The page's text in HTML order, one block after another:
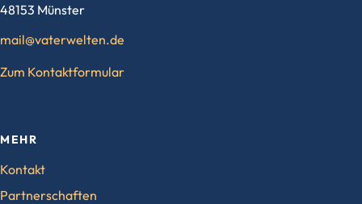
48153 Münster
mail@vaterwelten.de
Zum Kontaktformular
MEHR
Kontakt
Partnerschaften